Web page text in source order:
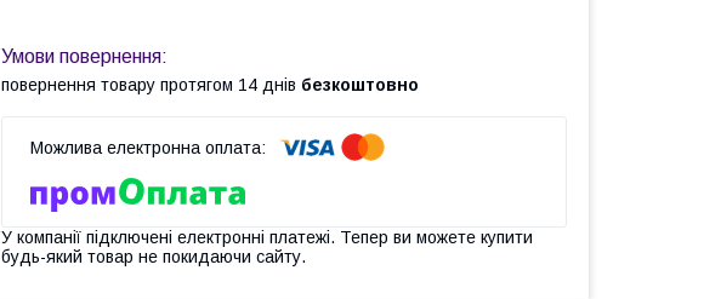
повернення товару протягом 14 днів безкоштовно
У компанії підключені електронні платежі. Тепер ви можете купити
будь-який товар не покидаючи сайту.